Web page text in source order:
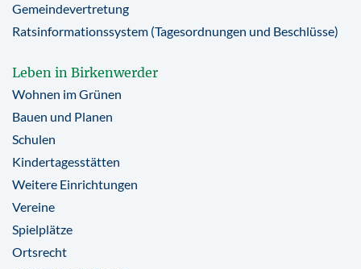
Gemeindevertretung
Ratsinformationssystem (Tagesordnungen und Beschlüsse)
Leben in Birkenwerder
Wohnen im Grünen
Bauen und Planen
Schulen
Kindertagesstätten
Weitere Einrichtungen
Vereine
Spielplätze
Ortsrecht